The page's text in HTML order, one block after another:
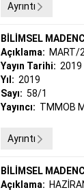
Ayrıntı
BİLİMSEL
Açıklama: MART/
Yayın Tarihi: 2019
Yıl: 2019
Sayı: 58/1
Yayıncı: TMMOB
Ayrıntı
BİLİMSEL
Açıklama: